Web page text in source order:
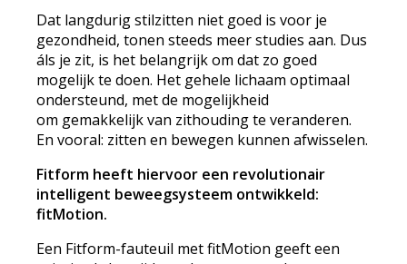
Dat langdurig stilzitten niet goed is voor je
gezondheid, tonen steeds meer studies aan. Dus
áls je zit, is het belangrijk om dat zo goed
mogelijk te doen. Het gehele lichaam optimaal
ondersteund, met de mogelijkheid
om gemakkelijk van zithouding te veranderen.
En vooral: zitten en bewegen kunnen afwisselen.
Fitform heeft hiervoor een revolutionair
intelligent beweegsysteem ontwikkeld:
fitMotion.
Een Fitform-fauteuil met fitMotion geeft een